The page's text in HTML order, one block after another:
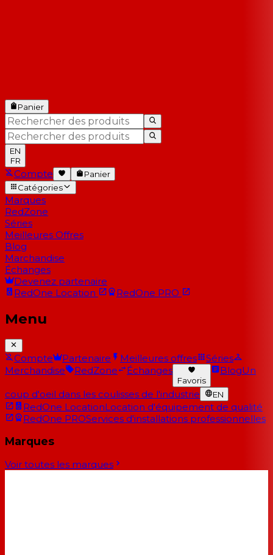
Panier
EN
FR
Compte
Panier
Catégories
Marques
RedZone
Séries
Meilleures Offres
Blog
Marchandise
Échanges
Devenez partenaire
RedOne Location RedOne PRO
Menu
Compte Partenaire Meilleures offres
Séries
Merchandise
RedZone Échanges
Favoris
BlogUn
coup d'oeil dans les coulisses de l'industrie EN
RedOne LocationLocation d'équipement de qualité
RedOne PROServices d'installations professionnelles
Marques
Voir toutes les marques